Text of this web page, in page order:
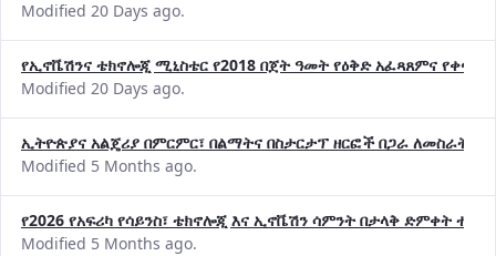
Modified 20 Days ago.
የኢኖቬሽንና ቴክኖሎጂ ሚኒስቴር የ2018 በጀት ዓመት የዕቅድ አፈጻጸምና
Modified 20 Days ago.
ኢትዮጵያና አልጄሪያ በምርምር፣ በልማትና በስታርታፕ ዘርፎች በጋራ ለመስራት
Modified 5 Months ago.
የ2026 የአፍሪካ የሳይንስ፣ ቴክኖሎጂ እና ኢኖቬሽን ሳምንት በታላቅ ድምቀት
Modified 5 Months ago.